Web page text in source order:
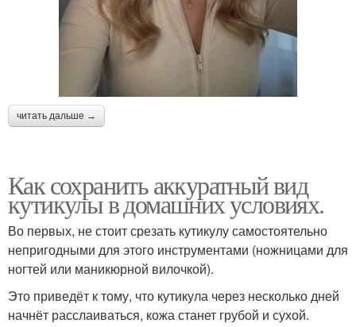
читать дальше →
Как сохранить аккуратный вид
кутикулы в домашних условиях.
Во первых, не стоит срезать кутикулу самостоятельно
непригодными для этого инструментами (ножницами для
ногтей или маникюрной вилочкой).
Это приведёт к тому, что кутикула через несколько дней
начнёт расслаиваться, кожа станет грубой и сухой.